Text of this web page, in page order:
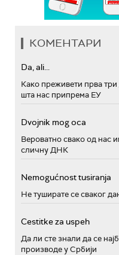
КОМЕНТАРИ
Da, ali...
Како преживети прва
шта нас припрема ЕУ
Dvojnik mog oca
Вероватно свако од нас
сличну ДНК
Nemogućnost tusiranja
Не туширате се сваког
Cestitke za uspeh
Да ли сте знали да се
производе у Србији